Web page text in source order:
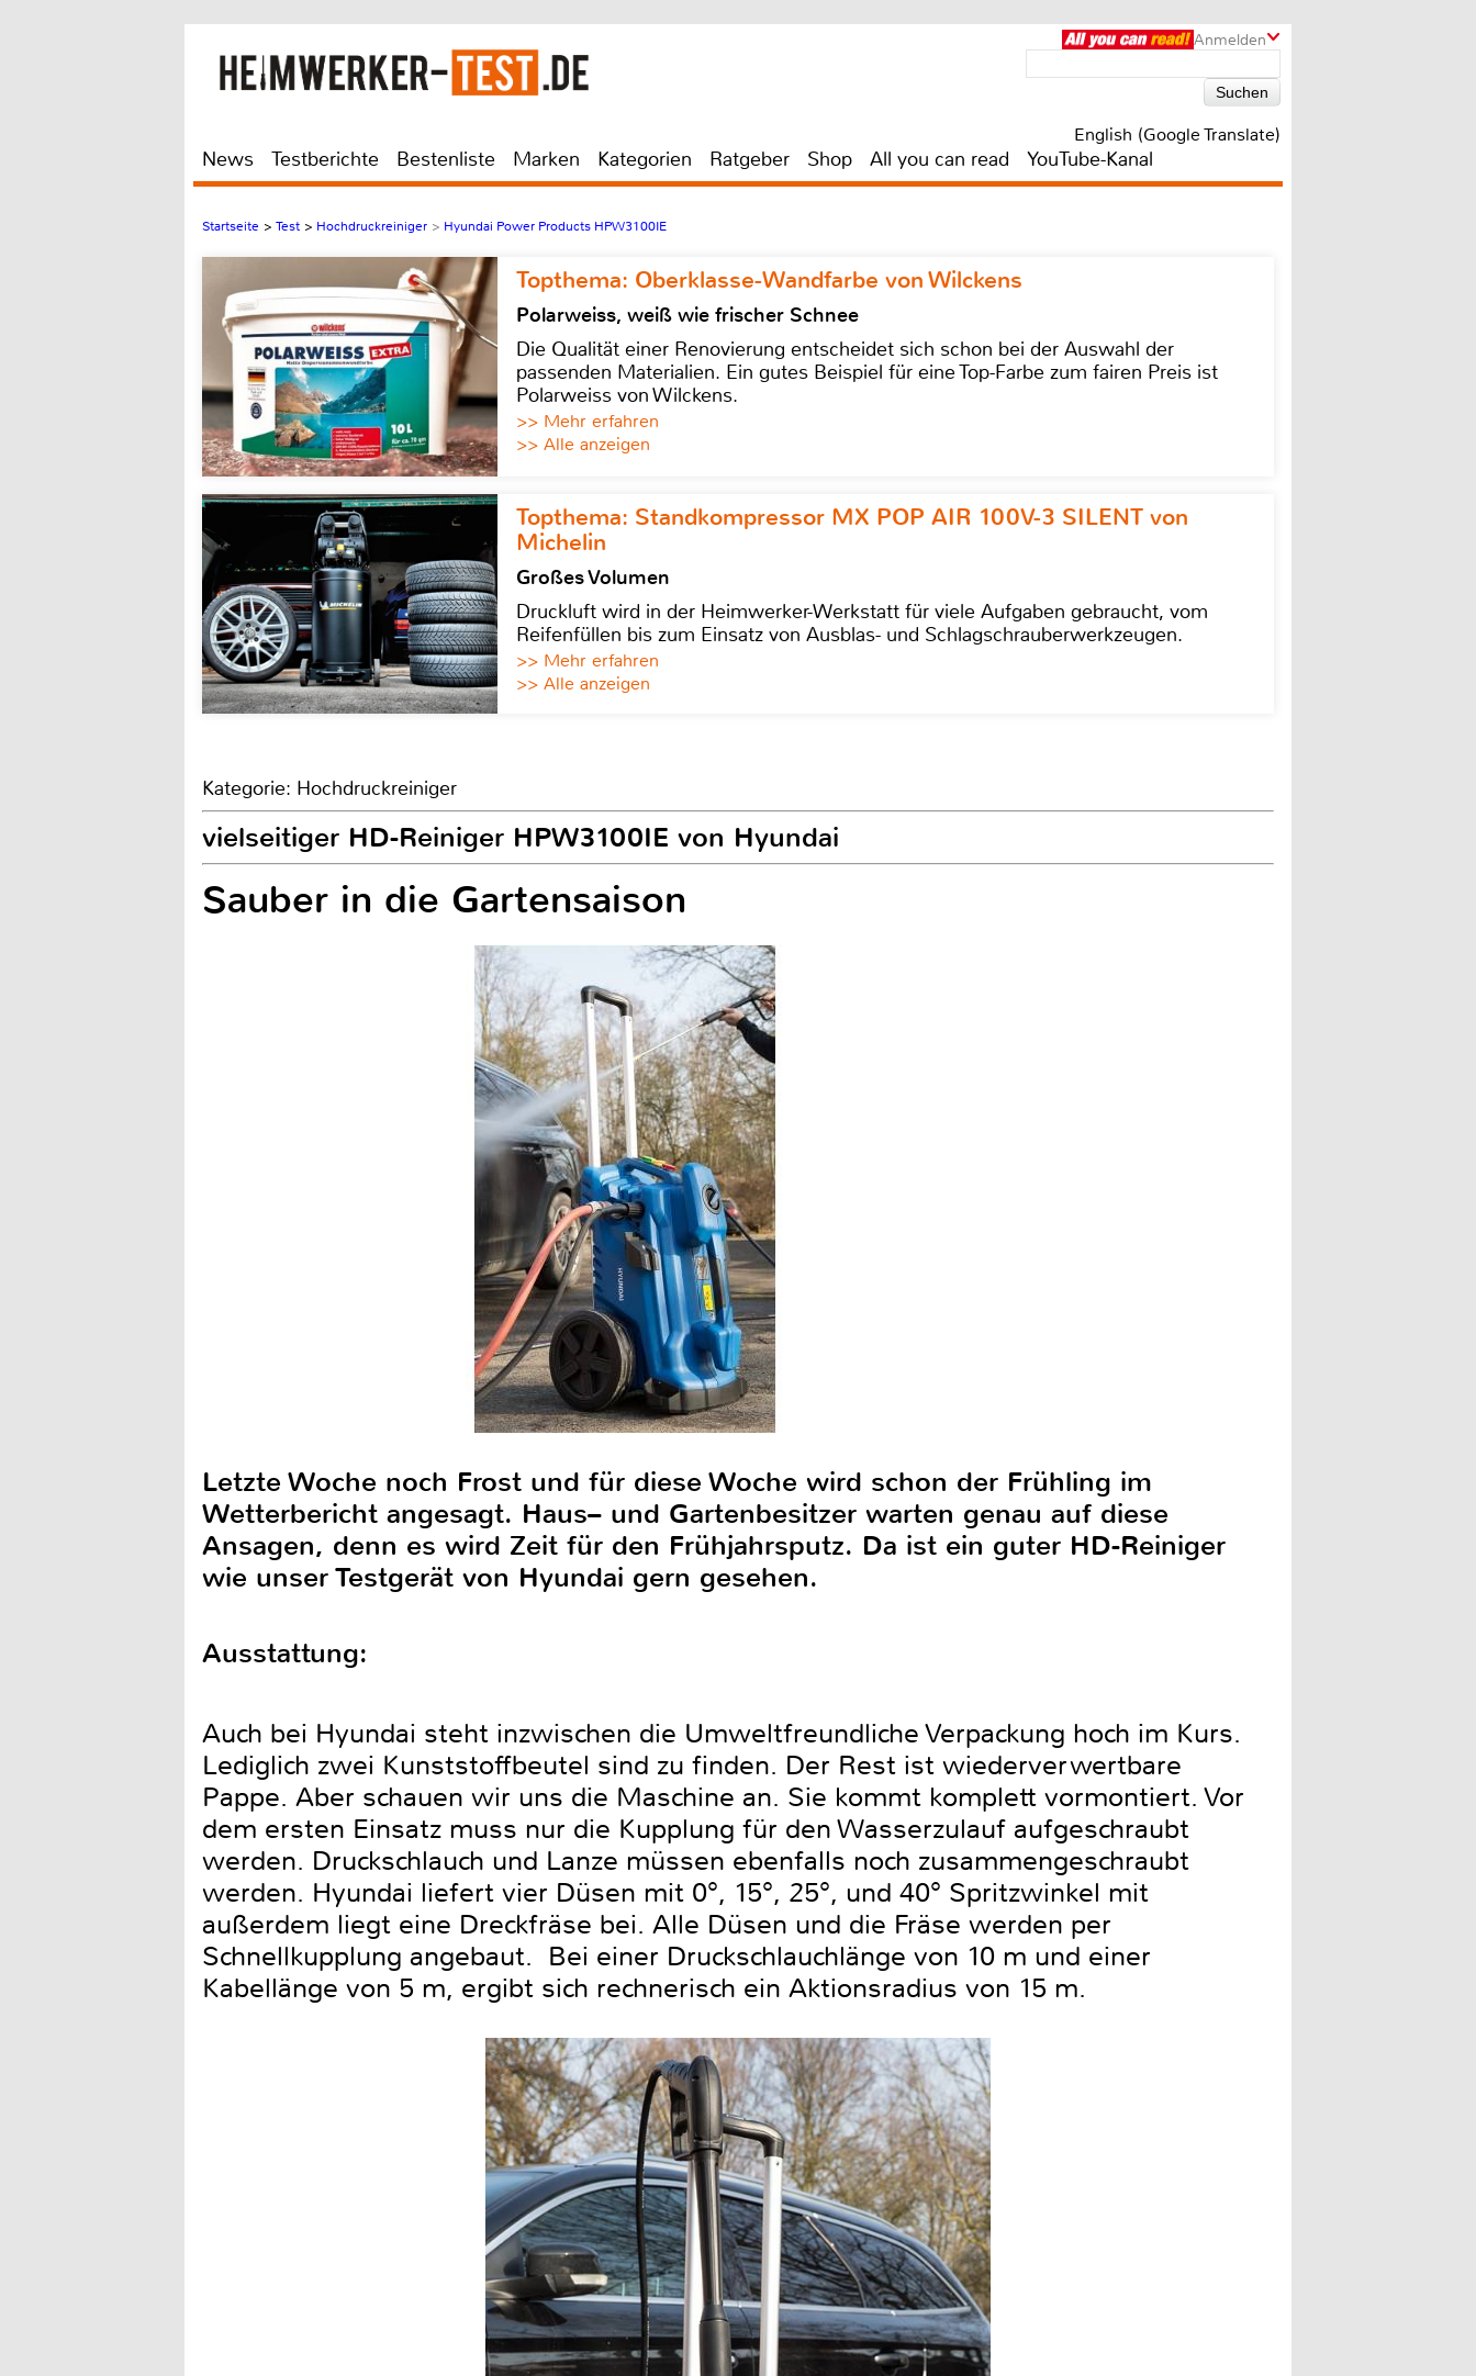
Anmelden
English (Google Translate)
News Testberichte Bestenliste Marken Kategorien Ratgeber Shop All you can read YouTube-Kanal
Startseite > Test > Hochdruckreiniger > Hyundai Power Products HPW3100IE
Topthema: Oberklasse-Wandfarbe von Wilckens
Polarweiss, weiß wie frischer Schnee
Die Qualität einer Renovierung entscheidet sich schon bei der Auswahl der
passenden Materialien. Ein gutes Beispiel für eine Top-Farbe zum fairen Preis ist
Polarweiss von Wilckens.
>> Mehr erfahren
>> Alle anzeigen
Topthema: Standkompressor MX POP AIR 100V-3 SILENT von
Michelin
Großes Volumen
Druckluft wird in der Heimwerker-Werkstatt für viele Aufgaben gebraucht, vom
Reifenfüllen bis zum Einsatz von Ausblas- und Schlagschrauberwerkzeugen.
>> Mehr erfahren
>> Alle anzeigen
Kategorie: Hochdruckreiniger
vielseitiger HD-Reiniger HPW3100IE von Hyundai
Sauber in die Gartensaison
Letzte Woche noch Frost und für diese Woche wird schon der Frühling im
Wetterbericht angesagt. Haus– und Gartenbesitzer warten genau auf diese
Ansagen, denn es wird Zeit für den Frühjahrsputz. Da ist ein guter HD-Reiniger
wie unser Testgerät von Hyundai gern gesehen.
Ausstattung:
Auch bei Hyundai steht inzwischen die Umweltfreundliche Verpackung hoch im Kurs.
Lediglich zwei Kunststoffbeutel sind zu finden. Der Rest ist wiederverwertbare
Pappe. Aber schauen wir uns die Maschine an. Sie kommt komplett vormontiert. Vor
dem ersten Einsatz muss nur die Kupplung für den Wasserzulauf aufgeschraubt
werden. Druckschlauch und Lanze müssen ebenfalls noch zusammengeschraubt
werden. Hyundai liefert vier Düsen mit 0°, 15°, 25°, und 40° Spritzwinkel mit
außerdem liegt eine Dreckfräse bei. Alle Düsen und die Fräse werden per
Schnellkupplung angebaut. Bei einer Druckschlauchlänge von 10 m und einer
Kabellänge von 5 m, ergibt sich rechnerisch ein Aktionsradius von 15 m.